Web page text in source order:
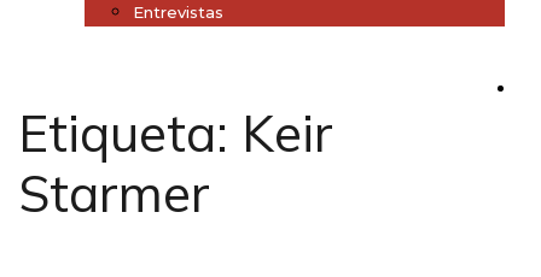
Entrevistas
Etiqueta: Keir
Starmer